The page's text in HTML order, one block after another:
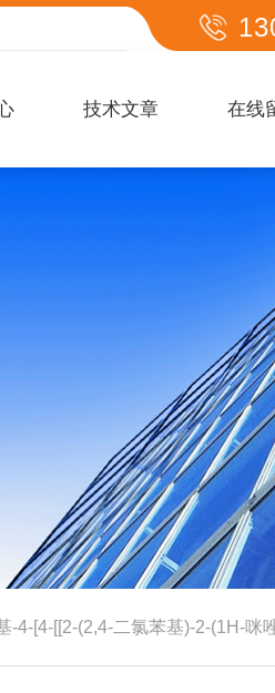
技术文章 在线
(2,4-二氯苯基)-2-(1H-咪唑-1-基甲基)-